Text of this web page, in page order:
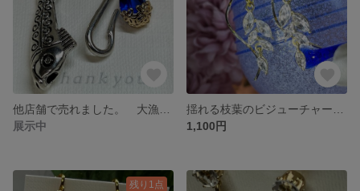
展示中
1,100円
残り1点